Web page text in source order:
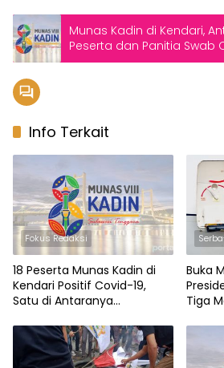
Munas Kadin di Kendari,
Peserta dan Panitia Swab
Info Terkait
Fokus Redaksi
18 Peserta Munas Kadin di
Kendari Positif Covid-19,
Satu di Antaranya
Buka
Tiga